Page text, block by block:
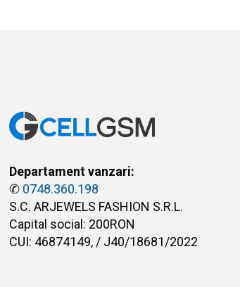
Departament vanzari:
✆ 0748.360.198
S.C. ARJEWELS FASHION S.R.L.
Capital social: 200RON
CUI: 46874149, / J40/18681/2022